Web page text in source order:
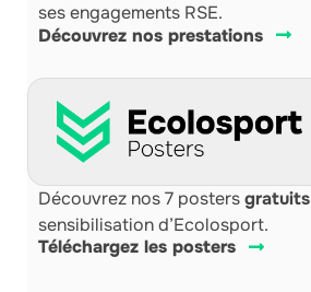
ses engagements RSE.
Découvrez nos prestations
Découvrez nos 7 postersgratuits
sensibilisation d’Ecolosport.
Téléchargez les posters